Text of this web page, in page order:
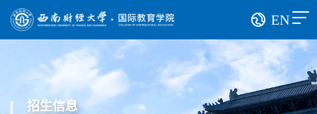
EN
招生信息